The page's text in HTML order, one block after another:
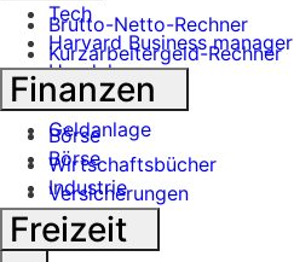
Tech
Harvard Business manager
Handel
Banken
Geldanlage
Börse
Industrie
Suche
Brutto-Netto-Rechner
Kurzarbeitergeld-Rechner
Finanzen
Börse
Wirtschaftsbücher
Versicherungen
Freizeit